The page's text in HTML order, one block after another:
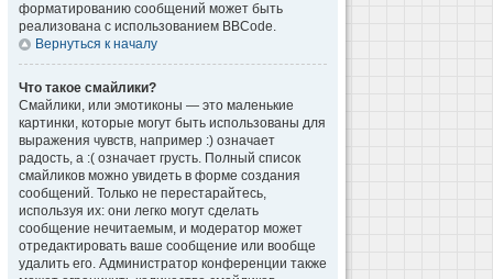
форматированию сообщений может быть
реализована с использованием BBCode.
Вернуться к началу
Что такое смайлики?
Смайлики, или эмотиконы — это маленькие
картинки, которые могут быть использованы для
выражения чувств, например :) означает
радость, а :( означает грусть. Полный список
смайликов можно увидеть в форме создания
сообщений. Только не перестарайтесь,
используя их: они легко могут сделать
сообщение нечитаемым, и модератор может
отредактировать ваше сообщение или вообще
удалить его. Администратор конференции также